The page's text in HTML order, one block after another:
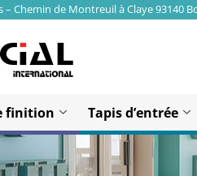
– Chemin de Montreuil à Claye 93140
finition Tapis d’entrée